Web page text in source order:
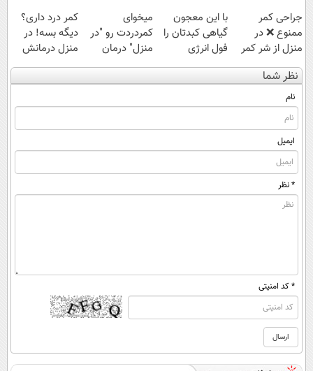
جراحی کمر
ممنوع ❌ در
منزل از شر کمر
درد خلاص
شوید◂پرسش‌نامه
با این معجون
گیاهی کبدتان را
فول انرژی
کنید✨
میخوای
کمردردت رو "در
منزل" درمان
کنی؟ (◂فیلم +
◂پرسش‌نامه)
کمر درد داری؟
دیگه بسه! در
منزل درمانش
کن
(◀پرسش‌نامه)
نظر شما
نام
ایمیل
* نظر
* کد امنیتی